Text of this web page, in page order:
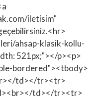
iletisim"
ahsap-klasik-kollu-
521px;"></p><p>
bordered"><tbody>
td></tr><tr>
td></tr><tr>